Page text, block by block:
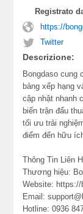
Registrato
https://
Twitter
Descrizione:
Bongdaso cung
bảng xếp hạng
cập nhật nhanh
biến trận đấu
tối ưu trải
điểm đến hữu
Thông Tin Liên
Thương hiệu:
Website: https://
Email:
Hotline: 0936